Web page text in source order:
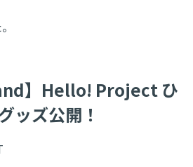
】Hello! Project ひ
ッズ公開！